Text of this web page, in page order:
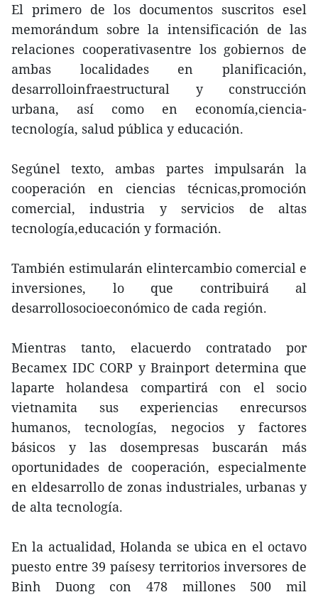
El primero de los documentos suscritos esel
memorándum sobre la intensificación de las
relaciones cooperativasentre los gobiernos de
ambas localidades en planificación,
desarrolloinfraestructural y construcción
urbana, así como en economía,ciencia-
tecnología, salud pública y educación.
Segúnel texto, ambas partes impulsarán la
cooperación en ciencias técnicas,promoción
comercial, industria y servicios de altas
tecnología,educación y formación.
También estimularán elintercambio comercial e
inversiones, lo que contribuirá al
desarrollosocioeconómico de cada región.
Mientras tanto, elacuerdo contratado por
Becamex IDC CORP y Brainport determina que
laparte holandesa compartirá con el socio
vietnamita sus experiencias enrecursos
humanos, tecnologías, negocios y factores
básicos y las dosempresas buscarán más
oportunidades de cooperación, especialmente
en eldesarrollo de zonas industriales, urbanas y
de alta tecnología.
En la actualidad, Holanda se ubica en el octavo
puesto entre 39 paísesy territorios inversores de
Binh Duong con 478 millones 500 mil